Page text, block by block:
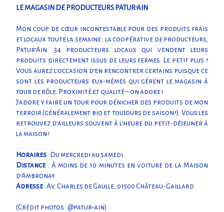
LE MAGASIN DE PRODUCTEURS PATUR'AIN
Mon coup de cœur incontestable pour des produits frais
et locaux toute la semaine : la coopérative de producteurs,
Patur’Ain. 34 producteurs locaux qui vendent leurs
produits directement issus de leurs fermes. Le petit plus ?
Vous aurez l’occasion d’en rencontrer certains puisque ce
sont les producteurs eux-mêmes qui gèrent le magasin à
tour de rôle. Proximité et qualité – on adore !
J’adore y faire un tour pour dénicher des produits de mon
terroir (généralement bio et toujours de saison !). Vous les
retrouvez d’ailleurs souvent à l’heure du petit-déjeuner à
la maison !
Horaires : Du mercredi au samedi
Distance : À moins de 10 minutes en voiture de la Maison
d’Ambronay
Adresse: Av. Charles de Gaulle, 01500 Château-Gaillard
(Crédit photos : @patur-ain)